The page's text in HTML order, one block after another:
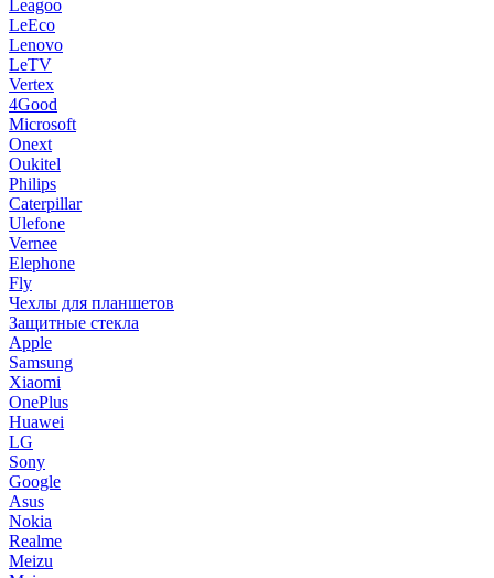
Leagoo
LeEco
Lenovo
LeTV
Vertex
4Good
Microsoft
Onext
Oukitel
Philips
Caterpillar
Ulefone
Vernee
Elephone
Fly
Чехлы для планшетов
Защитные стекла
Apple
Samsung
Xiaomi
OnePlus
Huawei
LG
Sony
Google
Asus
Nokia
Realme
Meizu